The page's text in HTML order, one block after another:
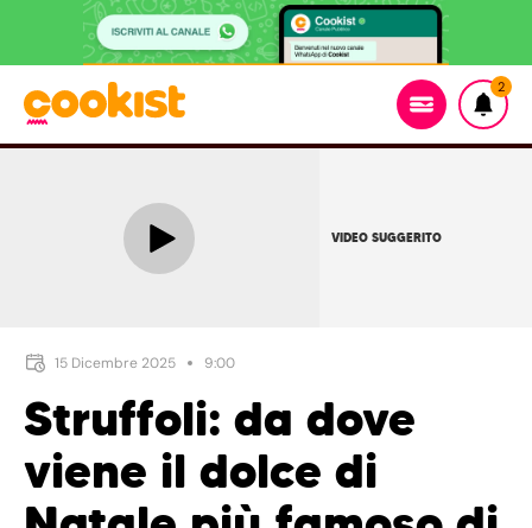
2
VIDEO SUGGERITO
15 Dicembre 2025 9:00
Struffoli: da dove
viene il dolce di